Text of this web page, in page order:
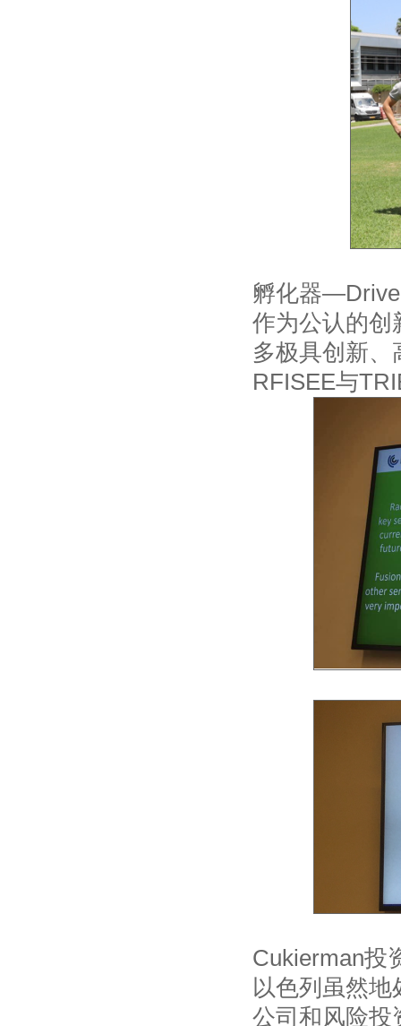
孵化器—Drive
作为公认的创
多极具创新
RFISEE与
Cukierman投
以色列虽然地
公司和风险投